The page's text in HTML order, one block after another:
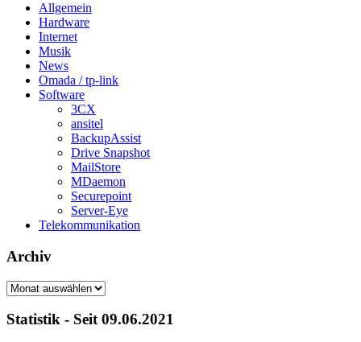
Allgemein
Hardware
Internet
Musik
News
Omada / tp-link
Software
3CX
ansitel
BackupAssist
Drive Snapshot
MailStore
MDaemon
Securepoint
Server-Eye
Telekommunikation
Archiv
Archiv
Statistik - Seit 09.06.2021